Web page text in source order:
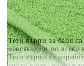
Тези кърпи за баня
навсякъде и по
Тези кърпи са